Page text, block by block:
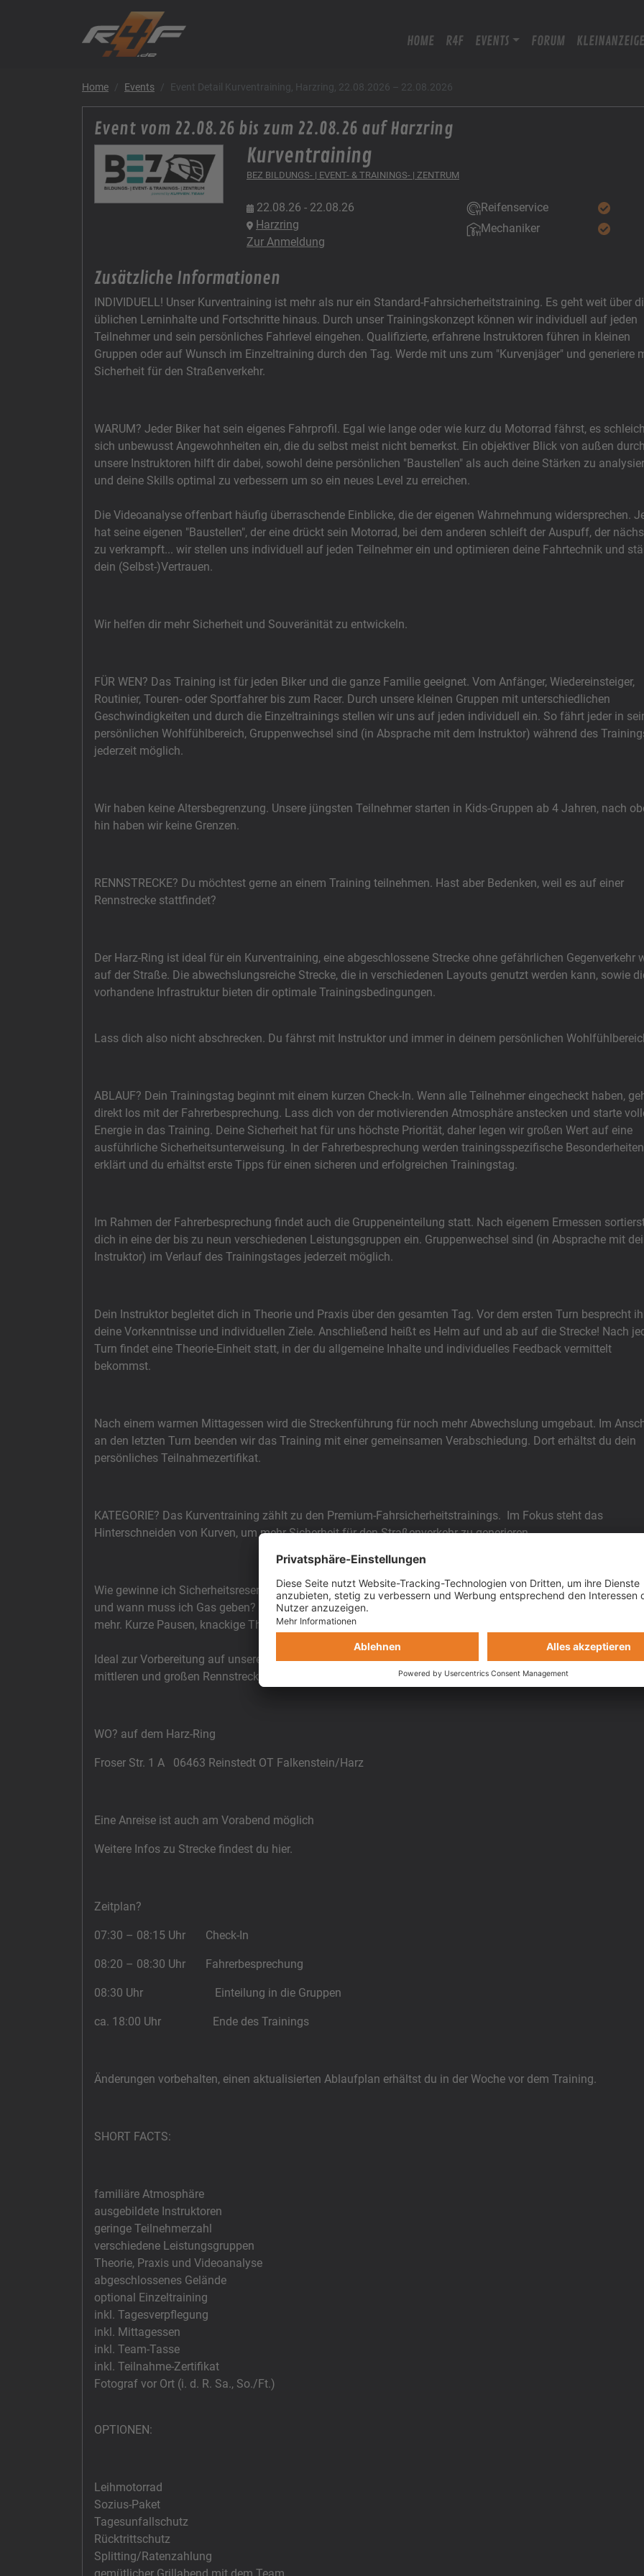
HOME R4F EVENTS FORUM
Home Events Event Detail Kurventraining, Harzring, 22.08.2026 – 22.08.2026
Event vom 22.08.26 bis zum 22.08.26 auf Harzring
Kurventraining
BEZ BILDUNGS- | EVENT- & TRAININGS- | ZENTRUM
22.08.26 - 22.08.26
Harzring
Zur Anmeldung
Reifenservice
Mechaniker
Zusätzliche Informationen
INDIVIDUELL! Unser Kurventraining ist mehr als nur ein Standard-Fahrsicherheitstraining. Es geht weit über
üblichen Lerninhalte und Fortschritte hinaus. Durch unser Trainingskonzept können wir individuell auf jeden
Teilnehmer und sein persönliches Fahrlevel eingehen. Qualifizierte, erfahrene Instruktoren führen in kleinen
Gruppen oder auf Wunsch im Einzeltraining durch den Tag. Werde mit uns zum "Kurvenjäger" und generiere
Sicherheit für den Straßenverkehr.
WARUM? Jeder Biker hat sein eigenes Fahrprofil. Egal wie lange oder wie kurz du Motorrad fährst, es
sich unbewusst Angewohnheiten ein, die du selbst meist nicht bemerkst. Ein objektiver Blick von außen durch
unsere Instruktoren hilft dir dabei, sowohl deine persönlichen "Baustellen" als auch deine Stärken zu
und deine Skills optimal zu verbessern um so ein neues Level zu erreichen.
Die Videoanalyse offenbart häufig überraschende Einblicke, die der eigenen Wahrnehmung widersprechen.
hat seine eigenen "Baustellen", der eine drückt sein Motorrad, bei dem anderen schleift der Auspuff, der
zu verkrampft... wir stellen uns individuell auf jeden Teilnehmer ein und optimieren deine Fahrtechnik und
dein (Selbst-)Vertrauen.
Wir helfen dir mehr Sicherheit und Souveränität zu entwickeln.
FÜR WEN? Das Training ist für jeden Biker und die ganze Familie geeignet. Vom Anfänger, Wiedereinsteiger,
Routinier, Touren- oder Sportfahrer bis zum Racer. Durch unsere kleinen Gruppen mit unterschiedlichen
Geschwindigkeiten und durch die Einzeltrainings stellen wir uns auf jeden individuell ein. So fährt jeder in
persönlichen Wohlfühlbereich, Gruppenwechsel sind (in Absprache mit dem Instruktor) während des
jederzeit möglich.
Wir haben keine Altersbegrenzung. Unsere jüngsten Teilnehmer starten in Kids-Gruppen ab 4 Jahren, nach
hin haben wir keine Grenzen.
RENNSTRECKE? Du möchtest gerne an einem Training teilnehmen. Hast aber Bedenken, weil es auf einer
Rennstrecke stattfindet?
Der Harz-Ring ist ideal für ein Kurventraining, eine abgeschlossene Strecke ohne gefährlichen Gegenverkehr
auf der Straße. Die abwechslungsreiche Strecke, die in verschiedenen Layouts genutzt werden kann, sowie
vorhandene Infrastruktur bieten dir optimale Trainingsbedingungen.
Lass dich also nicht abschrecken. Du fährst mit Instruktor und immer in deinem persönlichen
ABLAUF? Dein Trainingstag beginnt mit einem kurzen Check-In. Wenn alle Teilnehmer eingecheckt haben,
direkt los mit der Fahrerbesprechung. Lass dich von der motivierenden Atmosphäre anstecken und starte
Energie in das Training. Deine Sicherheit hat für uns höchste Priorität, daher legen wir großen Wert auf eine
ausführliche Sicherheitsunterweisung. In der Fahrerbesprechung werden trainingsspezifische Besonderheiten
erklärt und du erhältst erste Tipps für einen sicheren und erfolgreichen Trainingstag.
Im Rahmen der Fahrerbesprechung findet auch die Gruppeneinteilung statt. Nach eigenem Ermessen
dich in eine der bis zu neun verschiedenen Leistungsgruppen ein. Gruppenwechsel sind (in Absprache mit
Instruktor) im Verlauf des Trainingstages jederzeit möglich.
Dein Instruktor begleitet dich in Theorie und Praxis über den gesamten Tag. Vor dem ersten Turn besprecht
deine Vorkenntnisse und individuellen Ziele. Anschließend heißt es Helm auf und ab auf die Strecke! Nach
Turn findet eine Theorie-Einheit statt, in der du allgemeine Inhalte und individuelles Feedback vermittelt
bekommst.
Nach einem warmen Mittagessen wird die Streckenführung für noch mehr Abwechslung umgebaut. Im
an den letzten Turn beenden wir das Training mit einer gemeinsamen Verabschiedung. Dort erhältst du dein
persönliches Teilnahmezertifikat.
KATEGORIE? Das Kurventraining zählt zu den Premium-Fahrsicherheitstrainings. Im Fokus steht das
Hinterschneiden von Kurven, um mehr Sicherheit für den Straßenverkehr zu generieren.
Wie gewinne ich Sicherheitsreserven? Was, wenn der Gegenverkehr die Kurve schneidet? Wie bremse ich
und wann muss ich Gas geben? Wir sprechen über Fahrphysik, Fahrtechnik, Sitzposition, Lenkimpuls und
mehr. Kurze Pausen, knackige Theorie und viel Fahrpraxis für direktes Umsetzen der Lerninhalte.
Ideal zur Vorbereitung auf unsere Kurven.Camps und unsere Motorradtouren. Zur Vorbereitung auf
mittleren und großen Rennstrecken empfehlen wir die Teilnahme an einem Kurven.Camp.
WO? auf dem Harz-Ring
Froser Str. 1 A 06463 Reinstedt OT Falkenstein/Harz
Eine Anreise ist auch am Vorabend möglich
Weitere Infos zu Strecke findest du hier.
Zeitplan?
07:30 – 08:15 Uhr Check-In
08:20 – 08:30 Uhr Fahrerbesprechung
08:30 Uhr Einteilung in die Gruppen
ca. 18:00 Uhr Ende des Trainings
Änderungen vorbehalten, einen aktualisierten Ablaufplan erhältst du in der Woche vor dem Training.
SHORT FACTS:
familiäre Atmosphäre
ausgebildete Instruktoren
geringe Teilnehmerzahl
verschiedene Leistungsgruppen
Theorie, Praxis und Videoanalyse
abgeschlossenes Gelände
optional Einzeltraining
inkl. Tagesverpflegung
inkl. Mittagessen
inkl. Team-Tasse
inkl. Teilnahme-Zertifikat
Fotograf vor Ort (i. d. R. Sa., So./Ft.)
OPTIONEN:
Leihmotorrad
Sozius-Paket
Tagesunfallschutz
Rücktrittschutz
Splitting/Ratenzahlung